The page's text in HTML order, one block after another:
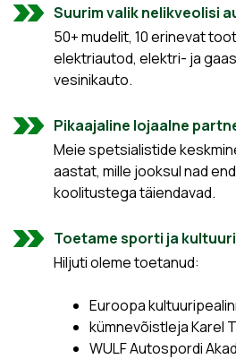
Suurim valik nelikveolisi
50+ mudelit, 10 erinevat
elektriautod, elektri- ja
vesinikauto.
Pikaajaline lojaalne
Meie spetsialistide
aastat, mille jooksul nad
koolitustega täiendavad.
Toetame sporti ja kultuuri
Hiljuti oleme toetanud:
Euroopa
kümnevõistleja Karel
WULF Autospordi